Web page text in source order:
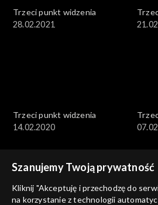
Trzeci punkt widzenia
28.02.2021
Trzeci punkt widzenia
14.02.2020
Szanujemy Twoją prywatność
Kliknij "Akceptuję i przechodzę do
na korzystanie z technologii